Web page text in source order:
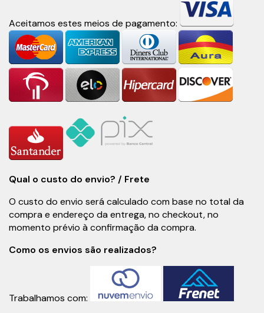
Aceitamos estes meios de pagamento:
Qual o custo do envio? / Frete
O custo do envio será calculado com base no total da
compra e endereço da entrega, no checkout, no
momento prévio à confirmação da compra.
Como os envios são realizados?
Trabalhamos com: